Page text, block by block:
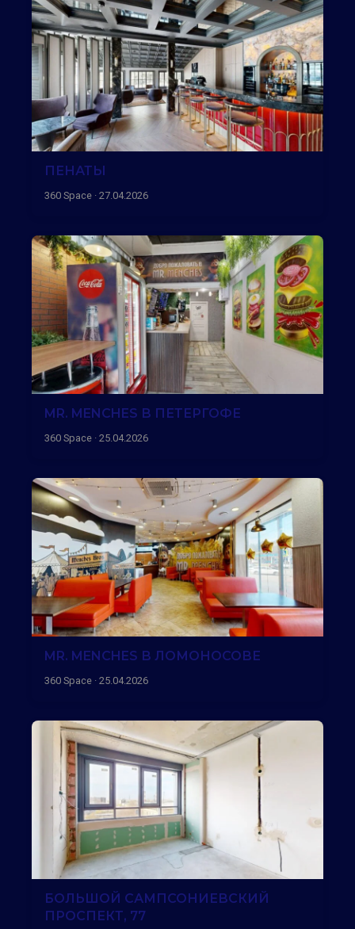
ПЕНАТЫ
360 Space · 27.04.2026
MR. MENCHES В ПЕТЕРГОФЕ
360 Space · 25.04.2026
MR. MENCHES В ЛОМОНОСОВЕ
360 Space · 25.04.2026
БОЛЬШОЙ САМПСОНИЕВСКИЙ
ПРОСПЕКТ, 77